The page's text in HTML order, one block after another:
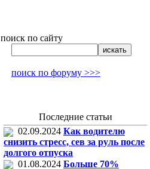
поиск по сайту
поиск по форуму >>>
Последние статьи
02.09.2024 Как водителю
снизить стресс, сев за руль после
долгого отпуска
01.08.2024 Больше 70%